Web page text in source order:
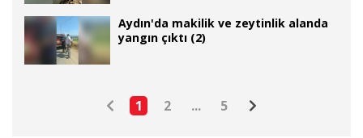
Aydın'da makilik ve zeytinlik alanda
yangın çıktı (2)
1 2 ... 5